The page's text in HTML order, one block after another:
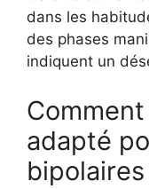
dans les
des phases
indiquent un
adapté
bipolaires